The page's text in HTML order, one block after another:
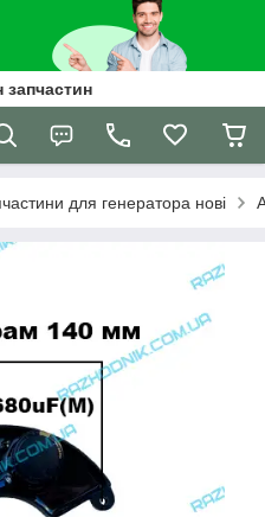
запчастин
для генератора нові